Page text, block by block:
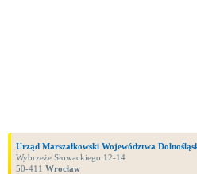
Urząd Marszałkowski Województwa
Wybrzeże Słowackiego 12-14
50-411 Wrocław